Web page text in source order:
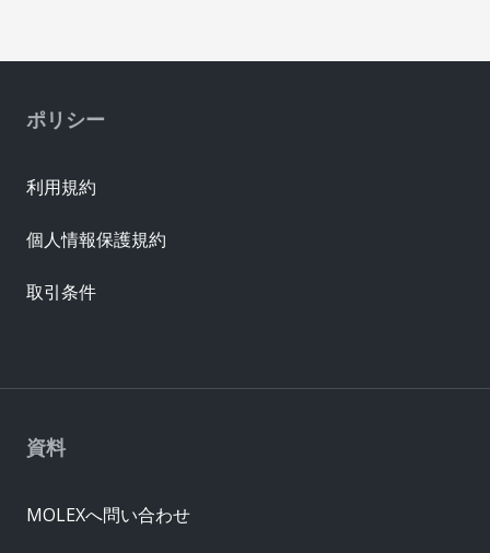
資料
MOLEXへ問い合わせ
ポリシー
利用規約
個人情報保護規約
取引条件